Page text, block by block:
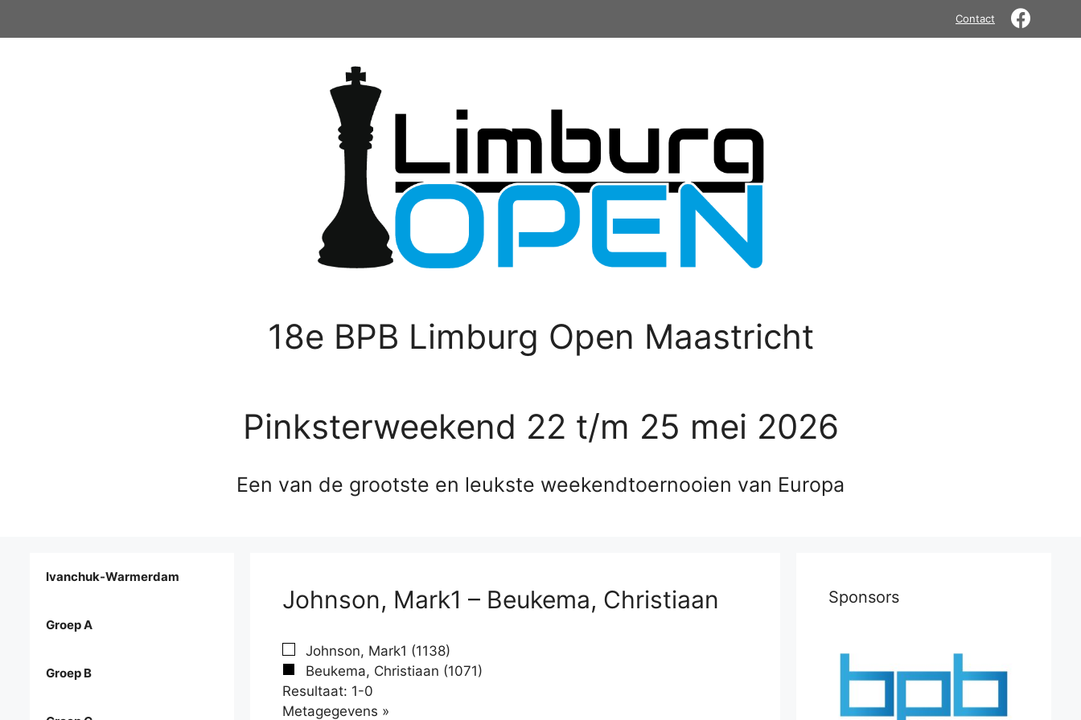
Contact
18e BPB Limburg Open Maastricht
Pinksterweekend 22 t/m 25 mei 2026
Een van de grootste en leukste weekendtoernooien van Europa
Johnson, Mark1 – Beukema, Christiaan
Johnson, Mark1 (1138)
Beukema, Christiaan (1071)
Resultaat: 1-0
Metagegevens »
Ivanchuk-Warmerdam
Groep A
Groep B
Sponsors